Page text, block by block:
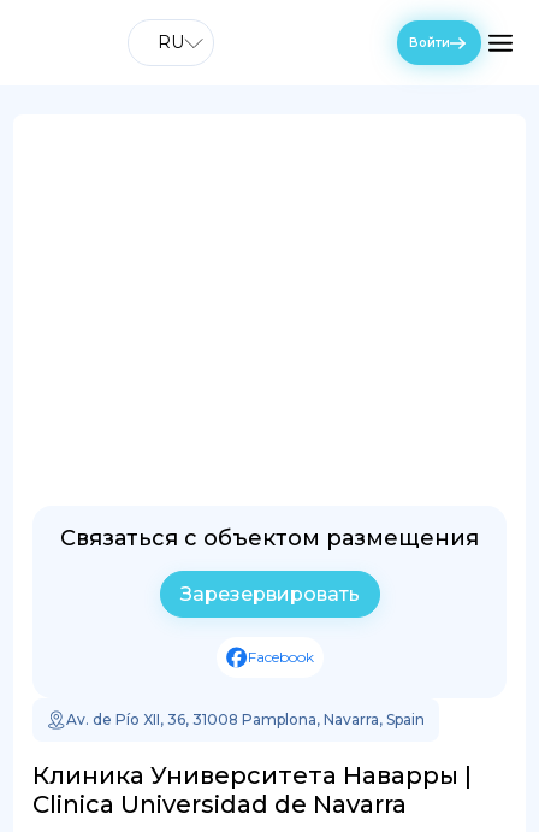
RU Войти
Связаться с объектом размещения
Зарезервировать
Facebook
Av. de Pío XII, 36, 31008 Pamplona, Navarra, Spain
Клиника Университета Наварры |
Clinica Universidad de Navarra